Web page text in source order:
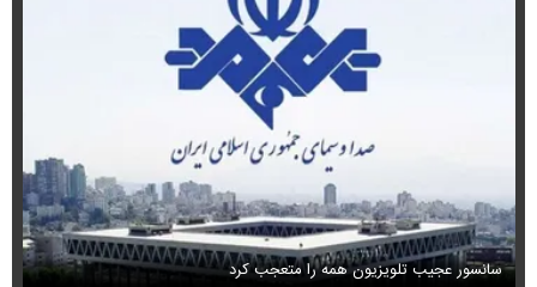
سانسور عجیب تلویزیون همه را متعجب کرد